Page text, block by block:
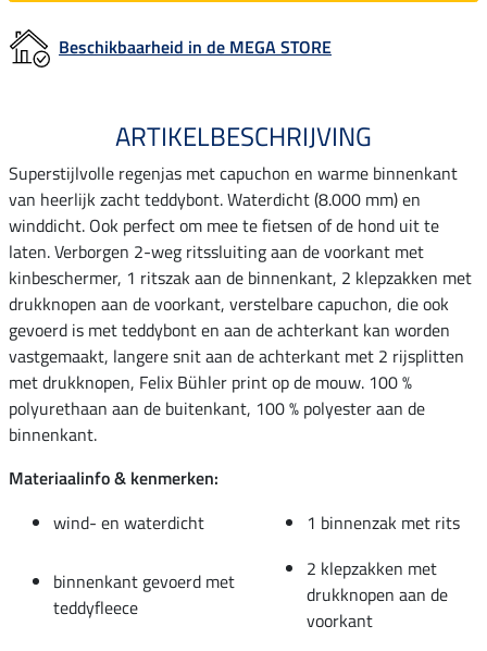
Beschikbaarheid in de MEGA STORE
ARTIKELBESCHRIJVING
Superstijlvolle regenjas met capuchon en warme binnenkant
van heerlijk zacht teddybont. Waterdicht (8.000 mm) en
winddicht. Ook perfect om mee te fietsen of de hond uit te
laten. Verborgen 2-weg ritssluiting aan de voorkant met
kinbeschermer, 1 ritszak aan de binnenkant, 2 klepzakken met
drukknopen aan de voorkant, verstelbare capuchon, die ook
gevoerd is met teddybont en aan de achterkant kan worden
vastgemaakt, langere snit aan de achterkant met 2 rijsplitten
met drukknopen, Felix Bühler print op de mouw. 100 %
polyurethaan aan de buitenkant, 100 % polyester aan de
binnenkant.
Materiaalinfo & kenmerken:
wind- en waterdicht
1 binnenzak met rits
binnenkant gevoerd met
teddyfleece
2 klepzakken met
drukknopen aan de
voorkant